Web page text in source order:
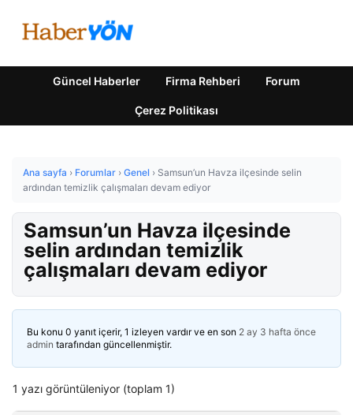
Güncel Haberler Firma Rehberi Forum
Çerez Politikası
Ana sayfa › Forumlar › Genel › Samsun’un Havza ilçesinde selin
ardından temizlik çalışmaları devam ediyor
Samsun’un Havza ilçesinde
selin ardından temizlik
çalışmaları devam ediyor
Bu konu 0 yanıt içerir, 1 izleyen vardır ve en son 2 ay 3 hafta önce
admin tarafından güncellenmiştir.
1 yazı görüntüleniyor (toplam 1)